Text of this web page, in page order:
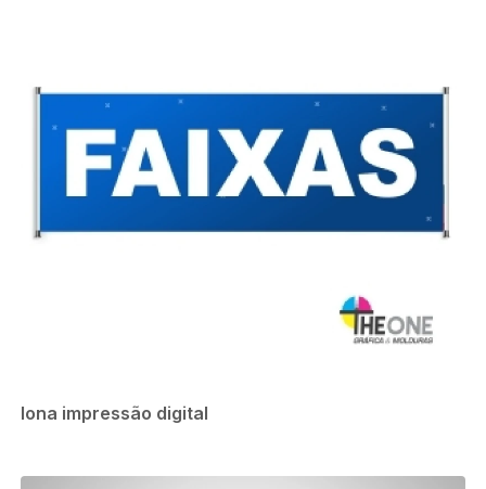
lona impressão digital